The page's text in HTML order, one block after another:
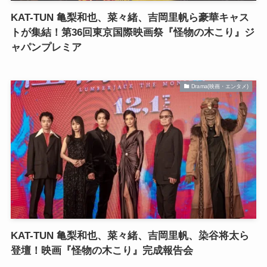
KAT-TUN 亀梨和也、菜々緒、吉岡里帆ら豪華キャス
トが集結！第36回東京国際映画祭『怪物の木こり』ジ
ャパンプレミア
Drama(映画・エンタメ)
KAT-TUN 亀梨和也、菜々緒、吉岡里帆、染谷将太ら
登壇！映画『怪物の木こり』完成報告会